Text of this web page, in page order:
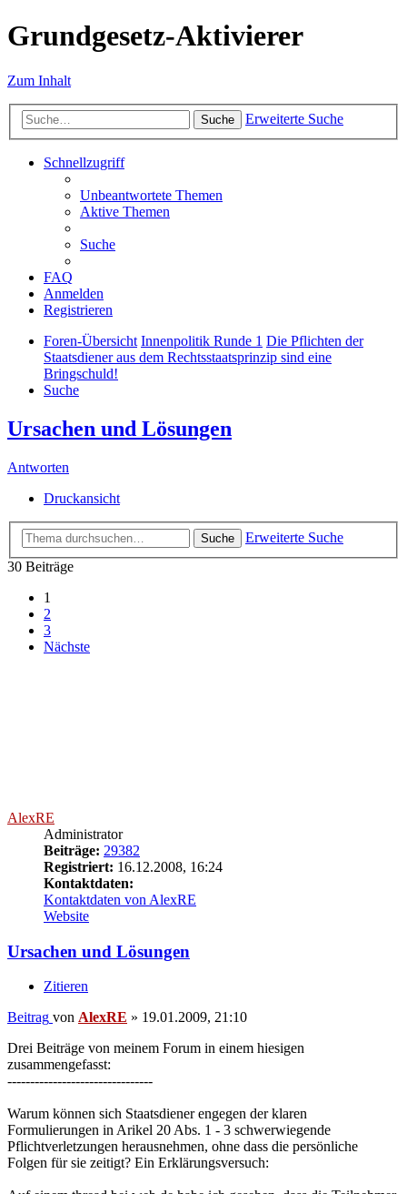
Grundgesetz-Aktivierer
Zum Inhalt
Suche Erweiterte Suche
Schnellzugriff
Unbeantwortete Themen
Aktive Themen
Suche
FAQ
Anmelden
Registrieren
Foren-Übersicht Innenpolitik Runde 1 Die Pflichten der
Staatsdiener aus dem Rechtsstaatsprinzip sind eine
Bringschuld!
Suche
Ursachen und Lösungen
Antworten
Druckansicht
Suche
Erweiterte Suche
30 Beiträge
1
2
3
Nächste
Ursachen und Lösungen
Zitieren
Beitrag vonAlexRE»
19.01.2009, 21:10
Drei Beiträge von meinem Forum in einem hiesigen
--------------------------------
Warum können sich Staatsdiener engegen der klaren
Pflichtverletzungen herausnehmen, ohne dass die persönliche
Auf einem thread bei web.de habe ich gesehen, dass die Teilnehmer
dort sich nicht konstruktiv über das Thema "härtere Strafen für
einem off - topic - Beitrag über ein grob ungerechtes Gerichtsurteil,
das gegen ihn ergangen sei. Das ist die herüberkopierte Antwort
darauf:
-------------------------------------------------